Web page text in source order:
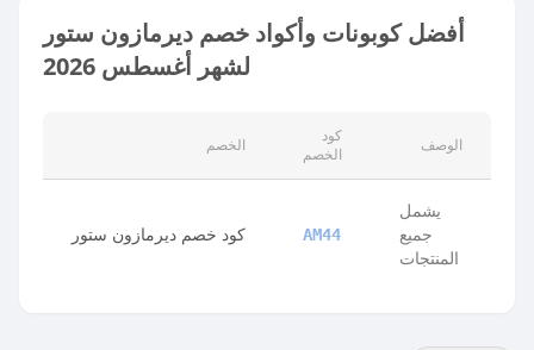
أفضل كوبونات وأكواد خصم ديرمازون ستور
لشهر أغسطس 2026
الخصم
كود
الخصم
الوصف
كود خصم ديرمازون ستور AM44
يشمل
جميع
المنتجات